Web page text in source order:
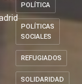
POLÍTICA
POLÍTICAS
SOCIALES
REFUGIADOS
SOLIDARIDAD